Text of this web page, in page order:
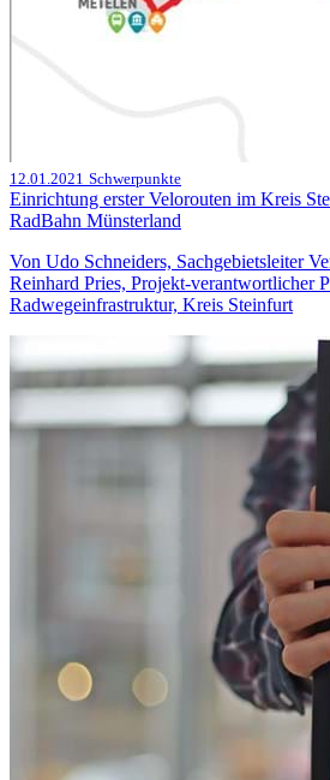
12.01.2021 Schwerpunkte
Einrichtung erster Velorouten im Kreis
RadBahn Münsterland
Von Udo Schneiders, Sachgebietsleiter
Reinhard Pries, Projekt-verantwortlicher
Radwegeinfrastruktur, Kreis Steinfurt